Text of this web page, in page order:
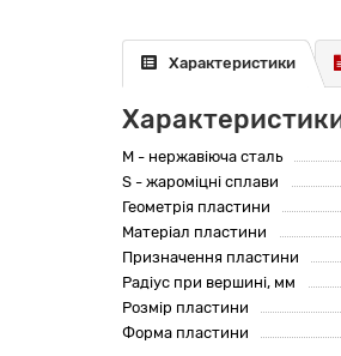
Характеристики
M - нержавіюча сталь
S - жароміцні сплави
Геометрія пластини
Матеріал пластини
Призначення пластини
Радіус при вершині, мм
Розмір пластини
Форма пластини